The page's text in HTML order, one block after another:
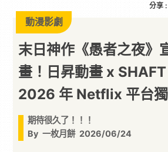
分享 :
動漫影劇
末日神作《愚者之夜》
畫！日昇動畫 x SHAFT
2026 年 Netflix 平台
期待很久了！！！
By 一枚月餅 2026/06/24